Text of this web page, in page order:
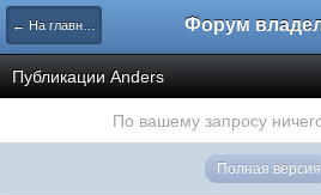
← На главную
Публикации Anders
По вашему запросу
Полная версия